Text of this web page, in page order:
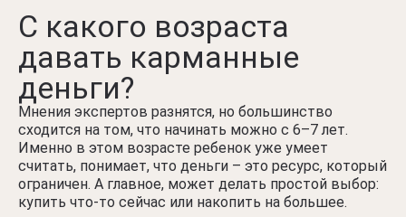
С какого возраста
давать карманные
деньги?
Мнения экспертов разнятся, но большинство
сходится на том, что начинать можно с 6–7 лет.
Именно в этом возрасте ребенок уже умеет
считать, понимает, что деньги – это ресурс, который
ограничен. А главное, может делать простой выбор:
купить что-то сейчас или накопить на большее.